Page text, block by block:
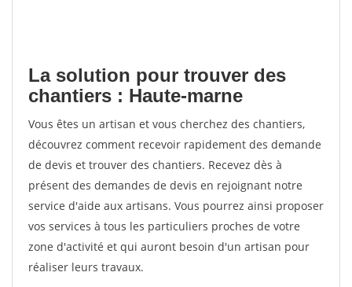
La solution pour trouver des
chantiers : Haute-marne
Vous êtes un artisan et vous cherchez des chantiers,
découvrez comment recevoir rapidement des demande
de devis et trouver des chantiers. Recevez dès à
présent des demandes de devis en rejoignant notre
service d'aide aux artisans. Vous pourrez ainsi proposer
vos services à tous les particuliers proches de votre
zone d'activité et qui auront besoin d'un artisan pour
réaliser leurs travaux.